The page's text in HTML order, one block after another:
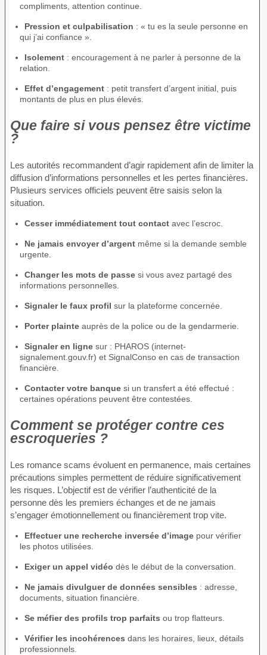
compliments, attention continue.
Pression et culpabilisation : « tu es la seule personne en
qui j’ai confiance ».
Isolement : encouragement à ne parler à personne de la
relation.
Effet d’engagement : petit transfert d’argent initial, puis
montants de plus en plus élevés.
Que faire si vous pensez être victime
?
Les autorités recommandent d’agir rapidement afin de limiter la
diffusion d’informations personnelles et les pertes financières.
Plusieurs services officiels peuvent être saisis selon la
situation.
Cesser immédiatement tout contact avec l’escroc.
Ne jamais envoyer d’argent même si la demande semble
urgente.
Changer les mots de passe si vous avez partagé des
informations personnelles.
Signaler le faux profil sur la plateforme concernée.
Porter plainte auprès de la police ou de la gendarmerie.
Signaler en ligne sur : PHAROS (internet-
signalement.gouv.fr) et SignalConso en cas de transaction
financière.
Contacter votre banque si un transfert a été effectué :
certaines opérations peuvent être contestées.
Comment se protéger contre ces
escroqueries ?
Les romance scams évoluent en permanence, mais certaines
précautions simples permettent de réduire significativement
les risques. L’objectif est de vérifier l’authenticité de la
personne dès les premiers échanges et de ne jamais
s’engager émotionnellement ou financièrement trop vite.
Effectuer une recherche inversée d’image pour vérifier
les photos utilisées.
Exiger un appel vidéo dès le début de la conversation.
Ne jamais divulguer de données sensibles : adresse,
documents, situation financière.
Se méfier des profils trop parfaits ou trop flatteurs.
Vérifier les incohérences dans les horaires, lieux, détails
professionnels.